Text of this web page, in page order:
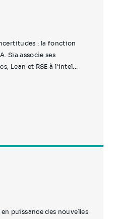
: la fonction
Sia associe ses
Lean et RSE à l'intel...
puissance des nouvelles